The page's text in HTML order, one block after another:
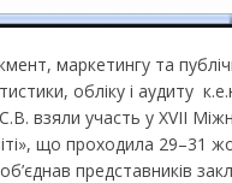
маркетингу та
обліку і аудиту
взяли участь у XVII
що проходила 29–31
представників